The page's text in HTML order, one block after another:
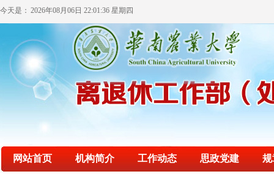
今天是： 2026年08月06日 22:01:37 星期四
网站首页 机构简介 工作动态 思政党建 规